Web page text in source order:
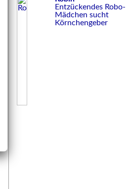
Entzückendes Robo-
Mädchen sucht
Körnchengeber